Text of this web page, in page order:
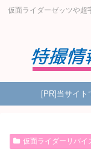
仮面ライダーゼッツや超
[PR]当サイト
仮面ライダーリバイ